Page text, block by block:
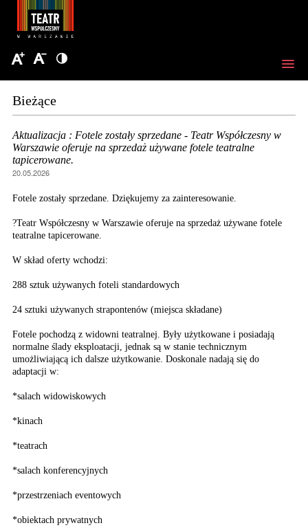
Bieżące
Aktualizacja : Fotele zostały sprzedane - Teatr Współczesny w
Warszawie oferuje na sprzedaż używane fotele teatralne
tapicerowane.
20.05.2026
Fotele zostały sprzedane. Dziękujemy za zainteresowanie.
?Teatr Współczesny w Warszawie oferuje na sprzedaż używane fotele
teatralne tapicerowane.
W skład oferty wchodzi:
288 sztuk używanych foteli standardowych
24 sztuki używanych strapontenów (miejsca składane)
Fotele pochodzą z widowni teatralnej. Były użytkowane i posiadają
normalne ślady eksploatacji, jednak są w stanie technicznym
umożliwiającą ich dalsze użytkowanie. Doskonale nadają się do
adaptacji w:
*salach widowiskowych
*kinach
*teatrach
*salach konferencyjnych
*przestrzeniach eventowych
*obiektach prywatnych